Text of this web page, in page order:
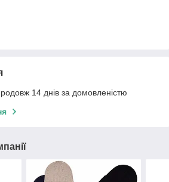
14 днів за домовленістю